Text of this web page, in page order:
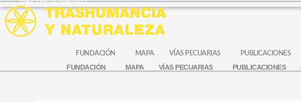
Ir
al
contenido
FUNDACIÓN MAPA VÍAS PECUARIAS PUBLICACIONES
FUNDACIÓN MAPA VÍAS PECUARIAS PUBLICACIONES